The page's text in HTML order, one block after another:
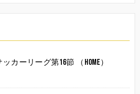
カーリーグ第16節 （HOME）